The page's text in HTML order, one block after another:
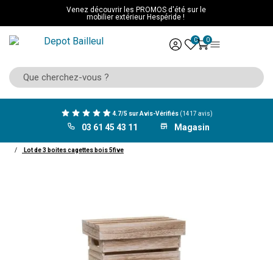
Venez découvrir les PROMOS d'été sur le
mobilier extérieur Hespéride !
0 0
4.7/5 sur Avis-Vérifiés (1417 avis)
03 61 45 43 11 Magasin
Lot de 3 boites cagettes bois 5five